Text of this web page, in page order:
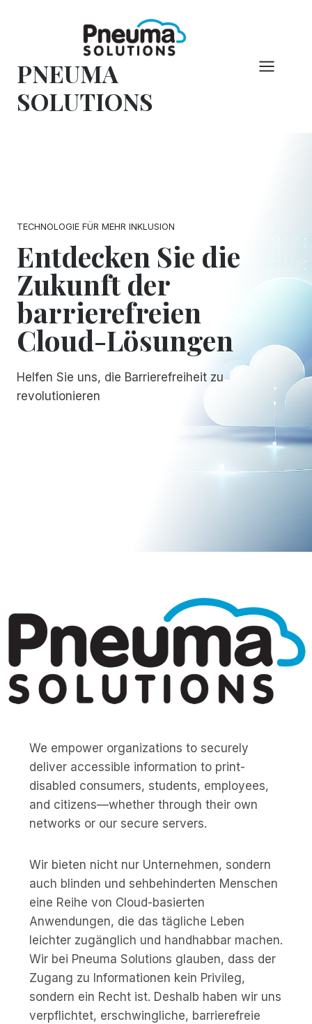
PNEUMA
SOLUTIONS
TECHNOLOGIE FÜR MEHR INKLUSION
Entdecken Sie die
Zukunft der
barrierefreien
Cloud-Lösungen
Helfen Sie uns, die Barrierefreiheit zu
revolutionieren
We empower organizations to securely
deliver accessible information to print-
disabled consumers, students, employees,
and citizens—whether through their own
networks or our secure servers.
Wir bieten nicht nur Unternehmen, sondern
auch blinden und sehbehinderten Menschen
eine Reihe von Cloud-basierten
Anwendungen, die das tägliche Leben
leichter zugänglich und handhabbar machen.
Wir bei Pneuma Solutions glauben, dass der
Zugang zu Informationen kein Privileg,
sondern ein Recht ist. Deshalb haben wir uns
verpflichtet, erschwingliche, barrierefreie